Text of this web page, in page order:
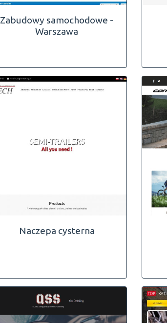
Zabudowy samochodowe -
Warszawa
Naczepa cysterna